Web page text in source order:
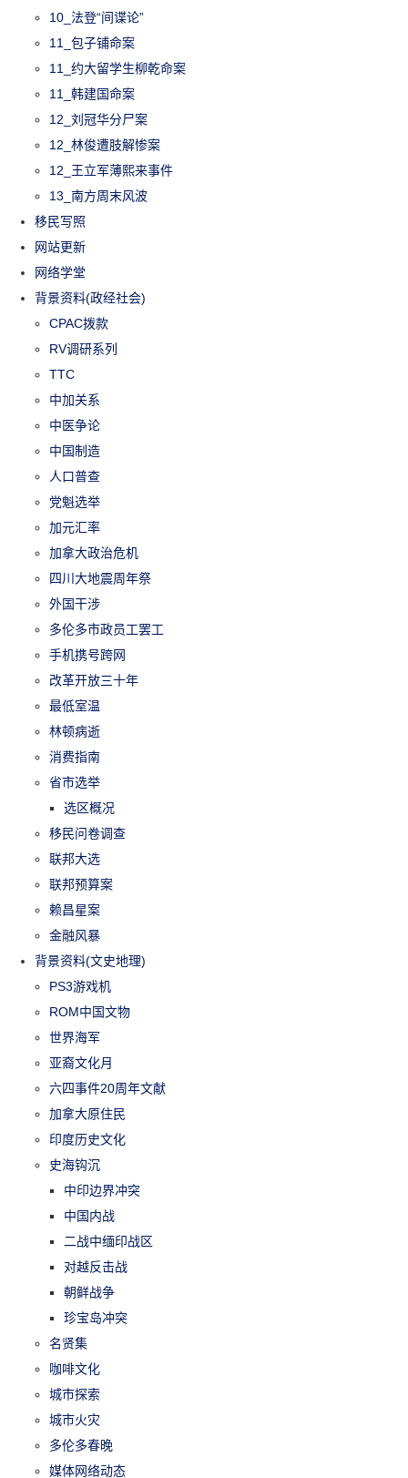
10_法登“间谍论”
11_包子铺命案
11_约大留学生柳乾命案
11_韩建国命案
12_刘冠华分尸案
12_林俊遭肢解惨案
12_王立军薄熙来事件
13_南方周末风波
移民写照
网站更新
网络学堂
背景资料(政经社会)
CPAC拨款
RV调研系列
TTC
中加关系
中医争论
中国制造
人口普查
党魁选举
加元汇率
加拿大政治危机
四川大地震周年祭
外国干涉
多伦多市政员工罢工
手机携号跨网
改革开放三十年
最低室温
林顿病逝
消费指南
省市选举
选区概况
移民问卷调查
联邦大选
联邦预算案
赖昌星案
金融风暴
背景资料(文史地理)
PS3游戏机
ROM中国文物
世界海军
亚裔文化月
六四事件20周年文献
加拿大原住民
印度历史文化
史海钩沉
中印边界冲突
中国内战
二战中缅印战区
对越反击战
朝鲜战争
珍宝岛冲突
名贤集
咖啡文化
城市探索
城市火灾
多伦多春晚
媒体网络动态